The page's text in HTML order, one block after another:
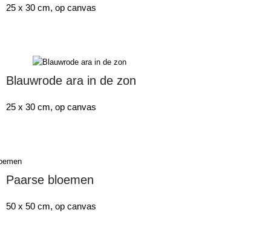
25 x 30 cm, op canvas
Blauwrode ara in de zon
25 x 30 cm, op canvas
Paarse bloemen
50 x 50 cm, op canvas